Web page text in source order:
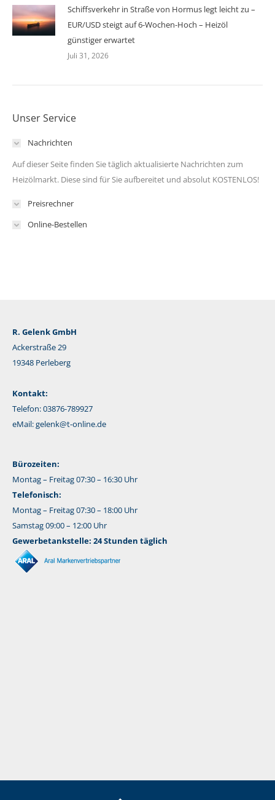
Schiffsverkehr in Straße von Hormus legt leicht zu –
EUR/USD steigt auf 6-Wochen-Hoch – Heizöl
günstiger erwartet
Juli 31, 2026
Unser Service
Nachrichten
Auf dieser Seite finden Sie täglich aktualisierte Nachrichten zum
Heizölmarkt. Diese sind für Sie aufbereitet und absolut KOSTENLOS!
Preisrechner
Online-Bestellen
R. Gelenk GmbH
Ackerstraße 29
19348 Perleberg
Kontakt:
Telefon: 03876-789927
eMail:gelenk@t-online.de
Bürozeiten:
Montag – Freitag 07:30 – 16:30 Uhr
Telefonisch:
Montag – Freitag 07:30 – 18:00 Uhr
Samstag 09:00 – 12:00 Uhr
Gewerbetankstelle: 24 Stunden täglich